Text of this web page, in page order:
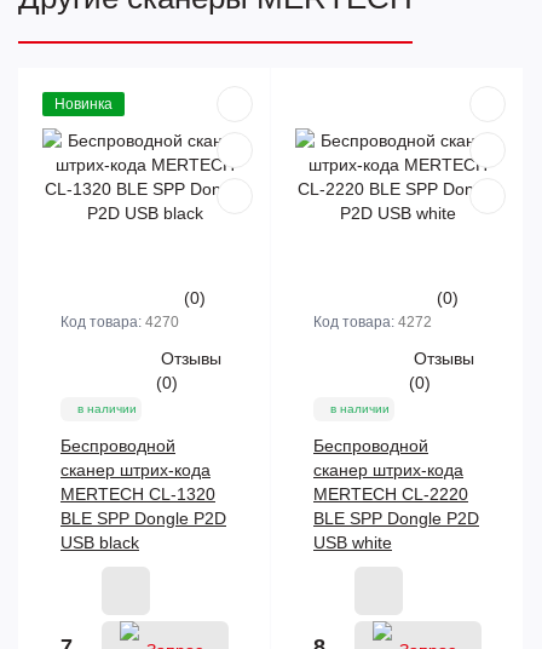
Новинка
(0)
Код товара: 4270
Отзывы
(0)
в наличии
Беспроводной
сканер штрих-кода
MERTECH CL-1320
BLE SPP Dongle P2D
USB black
(0)
Код товара: 4272
Отзывы
(0)
в наличии
Беспроводной
сканер штрих-кода
MERTECH CL-2220
BLE SPP Dongle P2D
USB white